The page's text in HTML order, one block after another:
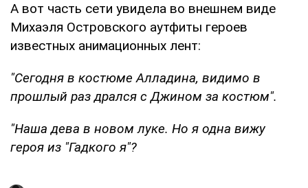
А вот часть сети увидела во внешнем виде
Михаэля Островского аутфиты героев
известных анимационных лент:
"Сегодня в костюме Алладина, видимо в
прошлый раз дрался с Джином за костюм".
"Наша дева в новом луке. Но я одна вижу
героя из "Гадкого я"?